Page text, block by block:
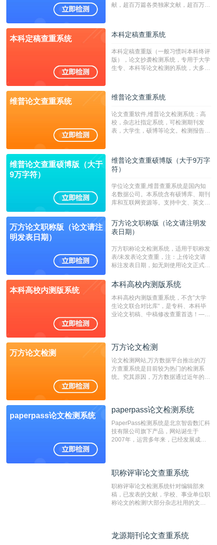
献，超百万篇各类独家文献，超百万港
校用来检测硕博论文的系统，检测范围
广，数据来源真实，检测算法合理!本
字符数30万）
本科定稿查重系统 本科定稿查重系统
本科定稿查重版（一般习惯叫本科终评
版），论文抄袭检测系统，专用于大学
生专、本科等论文检测的系统，大多数
维普论文查重系统 维普论文查重系统
论文查重软件,维普论文检测系统：高
校，杂志社指定系统，可检测期刊发
表，大学生，硕博等论文。检测报告支
维普论文查重硕博版（大于
9万字符）
维普论文查重硕博版（大于9万字
符）
学位论文查重,维普查重系统是国内知
名数据公司。本系统含有硕博库、期刊
库和互联网资源等。支持中文、英文、
定院校！！！
万方论文职称版（论文请注
明发表日期）
万方论文职称版（论文请注明发
表日期）
万方职称论文检测系统，适用于职称发
表/未发表论文查重，注：上传论文请
标注发表日期，如无则使用论文正式发
成时间作为发表日期。
本科高校内测版系统
本科高校内测版系统
本科高校内测版查重系统，不含”大学
生论文联合对比库“，是专科、本科毕
业论文初稿、中稿修改查重首选！——
万方论文检测
万方论文检测
论文检测网站,万方数据平台推出的万
方查重系统是目前较为热门的检测系
统。究其原因，万方数据通过近年的发
非。其次，相对于知网而言，万方检测
重的推荐系统。
paperpass论文检测系统
paperpass论文检测系统
PaperPass检测系统是北京智齿数汇科
技有限公司旗下产品，网站诞生于
2007年，运营多年来，已经发展成为
检测速度快、精度高，市场反映良好。
职称评审论文查重系统
职称评审论文检测系统针对编辑部来
稿，已发表的文献，学校、事业单位职
称论文的检测!大部分杂志社用的文献
编辑部检测来稿和已发表的文献,检测
龙源期刊论文查重系统